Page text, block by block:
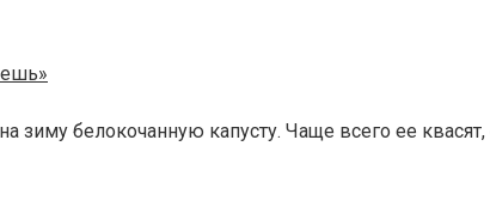
зиму белокочанную капусту. Чаще всего ее квасят,